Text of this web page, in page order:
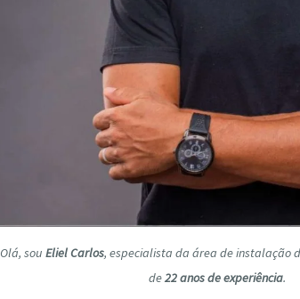
Olá, souEliel Carlos, especialista da área de instalação
de22 anos de experiência.